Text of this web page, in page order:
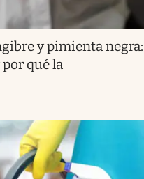
y pimienta negra:
qué la